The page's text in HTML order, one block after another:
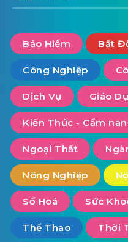
Bảo Hiểm Bất
Công Nghiệp
Dịch Vụ Giáo
Kiến Thức - Cẩm
Ngoại Thất
Nông Nghiệp
Số Hoá Sức
Thể Thao Thời